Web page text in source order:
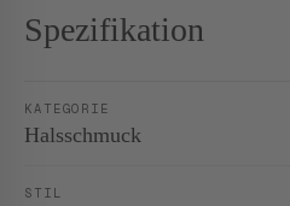
Spezifikation
KATEGORIE
Halsschmuck
STIL